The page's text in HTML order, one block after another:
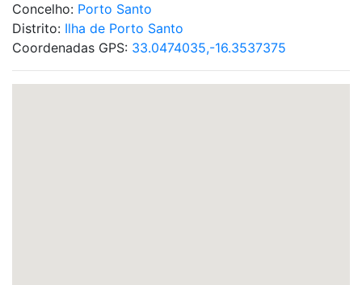
Concelho: Porto Santo
Distrito: Ilha de Porto Santo
Coordenadas GPS: 33.0474035,-16.3537375